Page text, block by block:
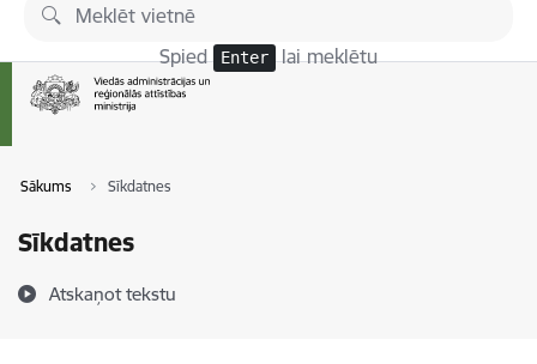
Pāriet uz lapas saturu
Spied Enter lai meklētu
Sākums Sīkdatnes
Sīkdatnes
Atskaņot tekstu